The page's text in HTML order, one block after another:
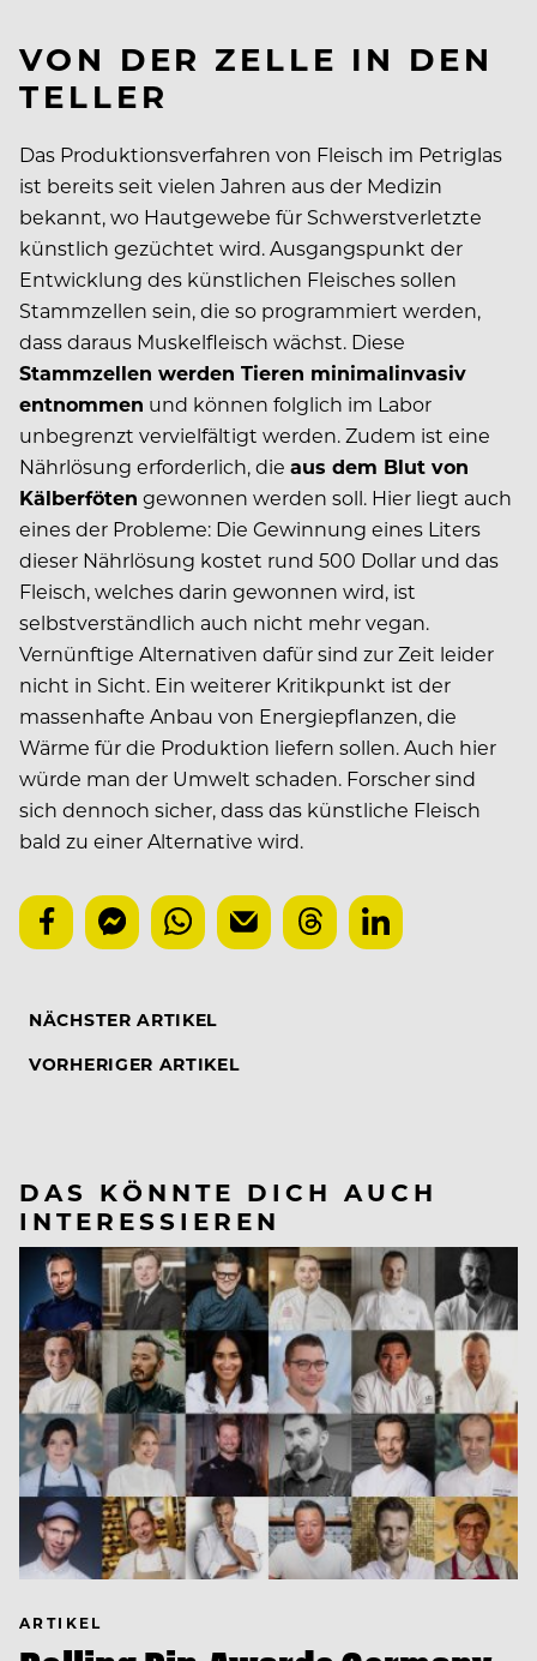
VON DER ZELLE IN DEN
TELLER
Das Produktionsverfahren von Fleisch im Petriglas
ist bereits seit vielen Jahren aus der Medizin
bekannt, wo Hautgewebe für Schwerstverletzte
künstlich gezüchtet wird. Ausgangspunkt der
Entwicklung des künstlichen Fleisches sollen
Stammzellen sein, die so programmiert werden,
dass daraus Muskelfleisch wächst. Diese
Stammzellen werden Tieren minimalinvasiv
entnommen und können folglich im Labor
unbegrenzt vervielfältigt werden. Zudem ist eine
Nährlösung erforderlich, die aus dem Blut von
Kälberföten gewonnen werden soll. Hier liegt auch
eines der Probleme: Die Gewinnung eines Liters
dieser Nährlösung kostet rund 500 Dollar und das
Fleisch, welches darin gewonnen wird, ist
selbstverständlich auch nicht mehr vegan.
Vernünftige Alternativen dafür sind zur Zeit leider
nicht in Sicht. Ein weiterer Kritikpunkt ist der
massenhafte Anbau von Energiepflanzen, die
Wärme für die Produktion liefern sollen. Auch hier
würde man der Umwelt schaden. Forscher sind
sich dennoch sicher, dass das künstliche Fleisch
bald zu einer Alternative wird.
NÄCHSTER ARTIKEL
VORHERIGER ARTIKEL
DAS KÖNNTE DICH AUCH
INTERESSIEREN
ARTIKEL